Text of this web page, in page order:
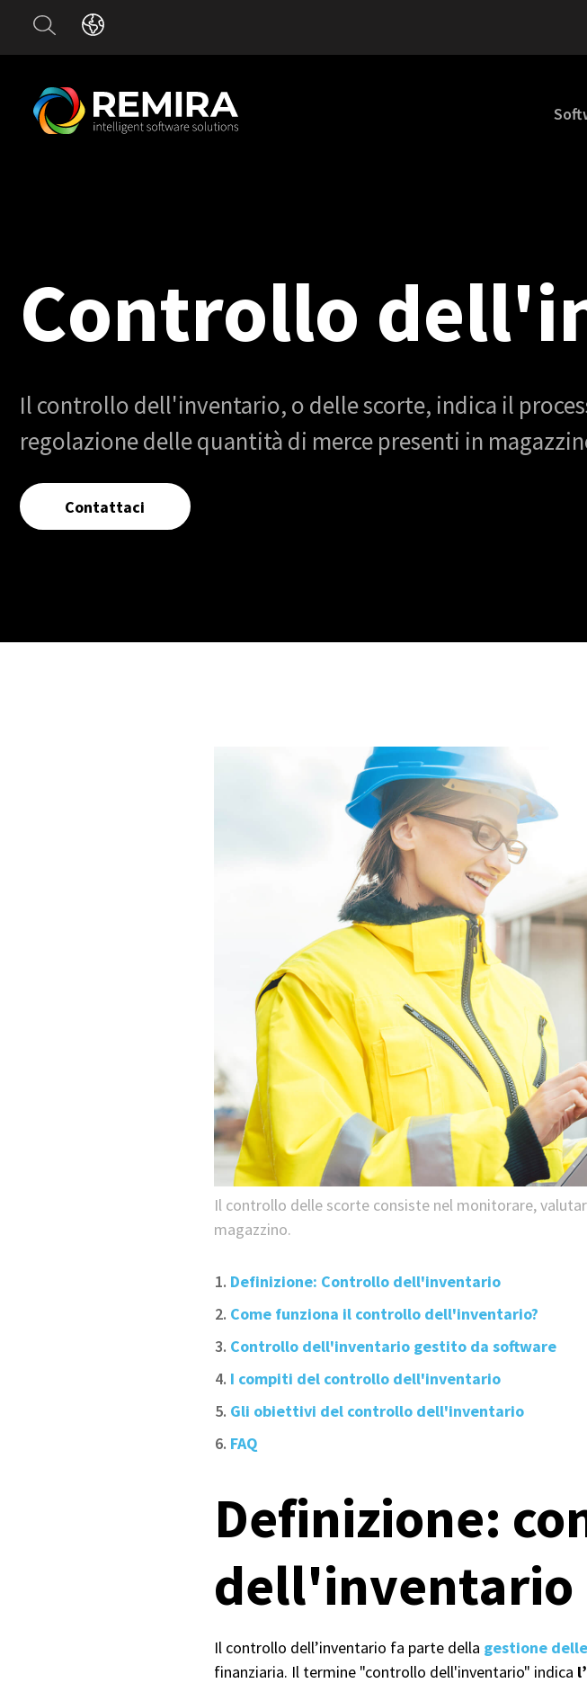
Controllo
Il controllo dell'inventario, o delle scorte, indica il
regolazione delle quantità di merce presenti in
Contattaci
Il controllo delle scorte consiste nel monitorare,
magazzino.
Definizione: Controllo dell'inventario
Come funziona il controllo dell'inventario?
Controllo dell'inventario gestito da software
I compiti del controllo dell'inventario
Gli obiettivi del controllo dell'inventario
FAQ
Definizione:
dell'inventario
Il controllo dell’inventario fa parte della gestione
finanziaria. Il termine "controllo dell'inventario" indica